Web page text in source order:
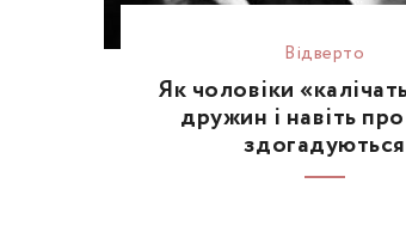
Відвертo
Як чоловіки
дружин і навіть
здогадуються